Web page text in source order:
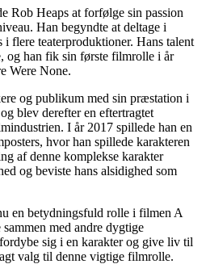
Rob Heaps at forfølge sin passion
Han begyndte at deltage i
flere teaterproduktioner. Hans talent
og han fik sin første filmrolle i år
Were None.
og publikum med sin præstation i
blev derefter en eftertragtet
I år 2017 spillede han en
hvor han spillede karakteren
af denne komplekse karakter
og beviste hans alsidighed som
en betydningsfuld rolle i filmen A
med andre dygtige
sig i en karakter og give liv til
valg til denne vigtige filmrolle.